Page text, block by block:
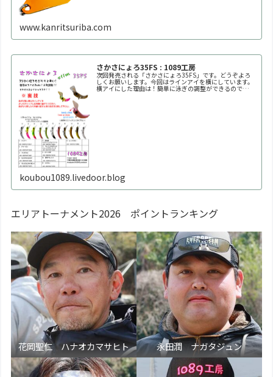
www.kanritsuriba.com
さかさにょろ35FS : 1089工房
次回発売される「さかさにょろ35FS」です。どうぞよろ
しくお願いします。今回はラインアイを横にしています。
横アイにした理由は！簡単に泳ぎの調整ができるので
す！！自分好みの泳ぎ方に調整してください。※何回も曲
koubou1089.livedoor.blog
エリアトーナメント2026 ポイントランキング
花岡聖仁 ハナオカマサヒト 永田潤 ナガタジュン